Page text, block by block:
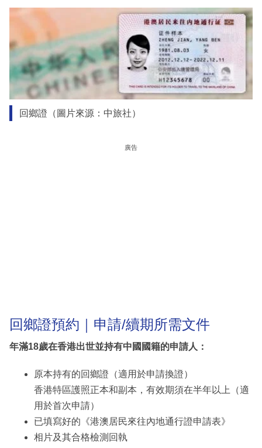
回鄉證（圖片來源：中旅社）
廣告
回鄉證預約｜申請/續期所需文件
年滿18歲在香港出世並持有中國國籍的申請人：
原本持有的回鄉證（適用於申請換證）
香港特區護照正本和副本，有效期須在半年以上（適
用於首次申請）
已填寫好的《港澳居民來往內地通行證申請表》
相片及其合格檢測回執